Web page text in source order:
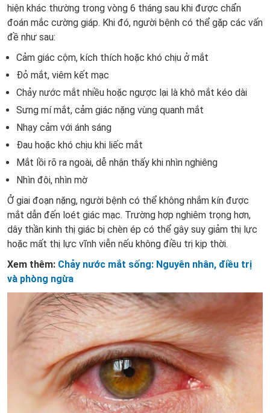
hiện khác thường trong vòng 6 tháng sau khi được chẩn
đoán mắc cường giáp. Khi đó, người bệnh có thể gặp các vấn
đề như sau:
Cảm giác cộm, kích thích hoặc khó chịu ở mắt
Đỏ mắt, viêm kết mạc
Chảy nước mắt nhiều hoặc ngược lại là khô mắt kéo dài
Sưng mí mắt, cảm giác nặng vùng quanh mắt
Nhạy cảm với ánh sáng
Đau hoặc khó chịu khi liếc mắt
Mắt lồi rõ ra ngoài, dễ nhận thấy khi nhìn nghiêng
Nhìn đôi, nhìn mờ
Ở giai đoạn nặng, người bệnh có thể không nhắm kín được
mắt dẫn đến loét giác mạc. Trường hợp nghiêm trọng hơn,
dây thần kinh thị giác bị chèn ép có thể gây suy giảm thị lực
hoặc mất thị lực vĩnh viễn nếu không điều trị kịp thời.
Xem thêm: Chảy nước mắt sống: Nguyên nhân, điều trị
và phòng ngừa